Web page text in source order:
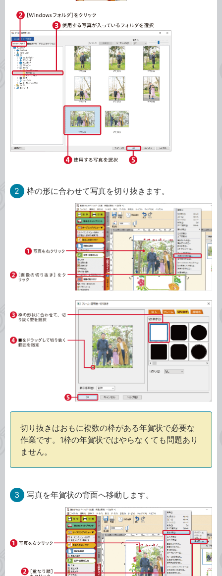
2 枠の形に合わせて写真を切り抜きます。
切り抜きはおもに複数の枠がある年賀状で必要な
作業です。1枠の年賀状ではやらなくても問題あり
ません。
3 写真を年賀状の背面へ移動します。